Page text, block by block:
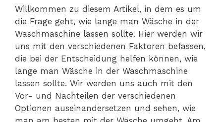
Willkommen zu diesem Artikel, in dem es um
die Frage geht, wie lange man Wäsche in der
Waschmaschine lassen sollte. Hier werden wir
uns mit den verschiedenen Faktoren befassen,
die bei der Entscheidung helfen können, wie
lange man Wäsche in der Waschmaschine
lassen sollte. Wir werden uns auch mit den
Vor- und Nachteilen der verschiedenen
Optionen auseinandersetzen und sehen, wie